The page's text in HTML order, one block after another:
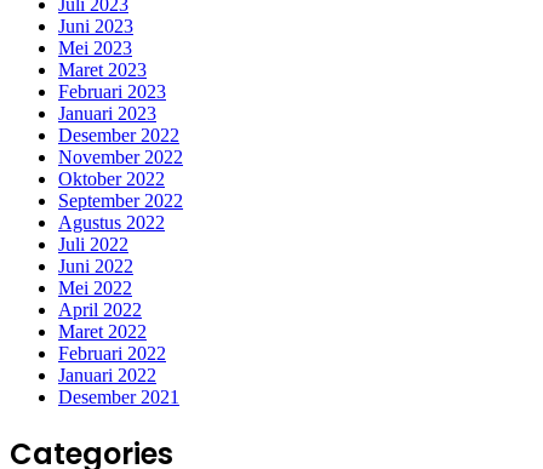
Juli 2023
Juni 2023
Mei 2023
Maret 2023
Februari 2023
Januari 2023
Desember 2022
November 2022
Oktober 2022
September 2022
Agustus 2022
Juli 2022
Juni 2022
Mei 2022
April 2022
Maret 2022
Februari 2022
Januari 2022
Desember 2021
Categories